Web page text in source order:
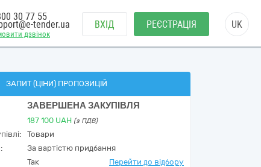
дзвінок
30 77 55
tender.ua ВХІД РЕЄСТРАЦІЯ UK
ЗАПИТ (ЦІНИ) ПРОПОЗИЦІЙ
ЗАВЕРШЕНА ЗАКУПІВЛЯ
187 100 UAH (з ПДВ)
Товари
За вартістю придбання
Так Перейти до відбору